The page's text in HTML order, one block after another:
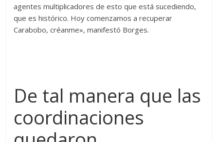
agentes multiplicadores de esto que está sucediendo,
que es histórico. Hoy comenzamos a recuperar
Carabobo, créanme», manifestó Borges.
De tal manera que las
coordinaciones